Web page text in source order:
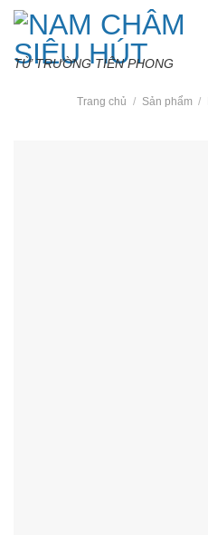
Skip
content
TỪ TRƯỜNG TIÊN PHONG
Trang chủ / Sản phẩm /